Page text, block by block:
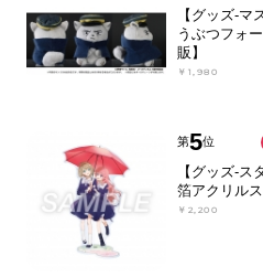
【グッズ-
うぶつフォ
販】
￥1,980
第5位
【グッズ-ス
箔アクリル
￥2,200